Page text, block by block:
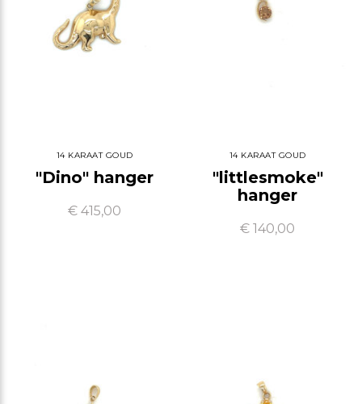
14 KARAAT GOUD
"Dino" hanger
€ 415,00
14 KARAAT GOUD
"littlesmoke"
hanger
€ 140,00